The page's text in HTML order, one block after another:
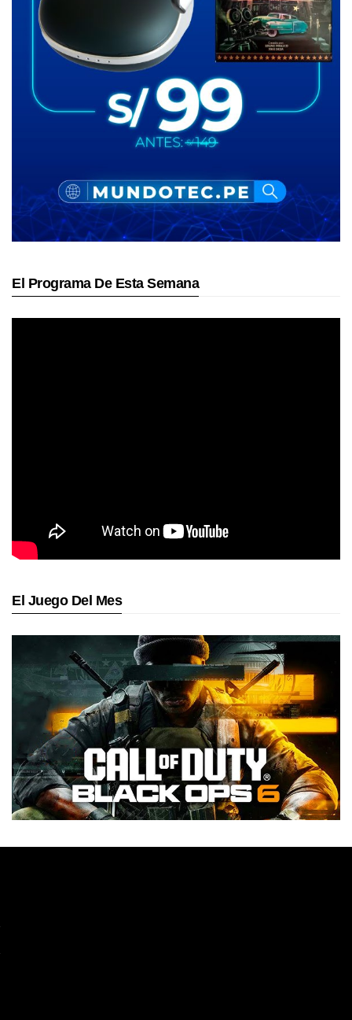
El Programa De Esta Semana
El Juego Del Mes